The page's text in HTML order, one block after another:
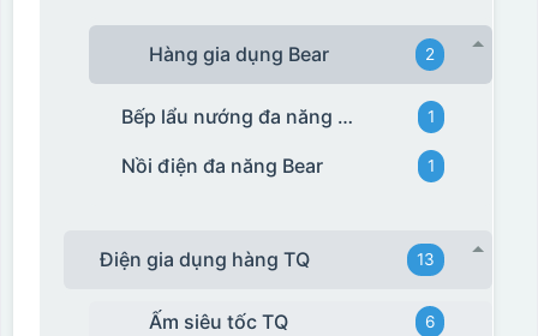
Hàng gia dụng Bear 2
Bếp lẩu nướng đa năng Bear 1
Nồi điện đa năng Bear 1
Điện gia dụng hàng TQ 13
Ấm siêu tốc TQ 6